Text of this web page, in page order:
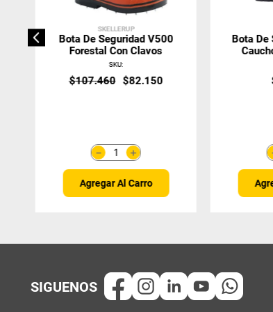
SKELLERUP
Bota De Seguridad V500
Forestal Con Clavos
SKU:
$107.460 $82.150
＋
－
Agregar Al Carro
Bota De